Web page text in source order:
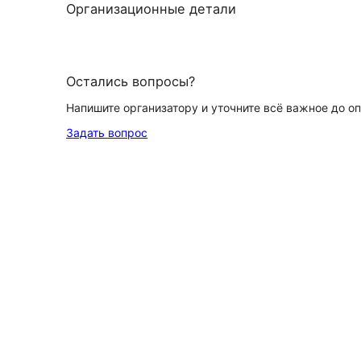
Организационные детали
Остались вопросы?
Напишите организатору и уточните всё важное до
Задать вопрос